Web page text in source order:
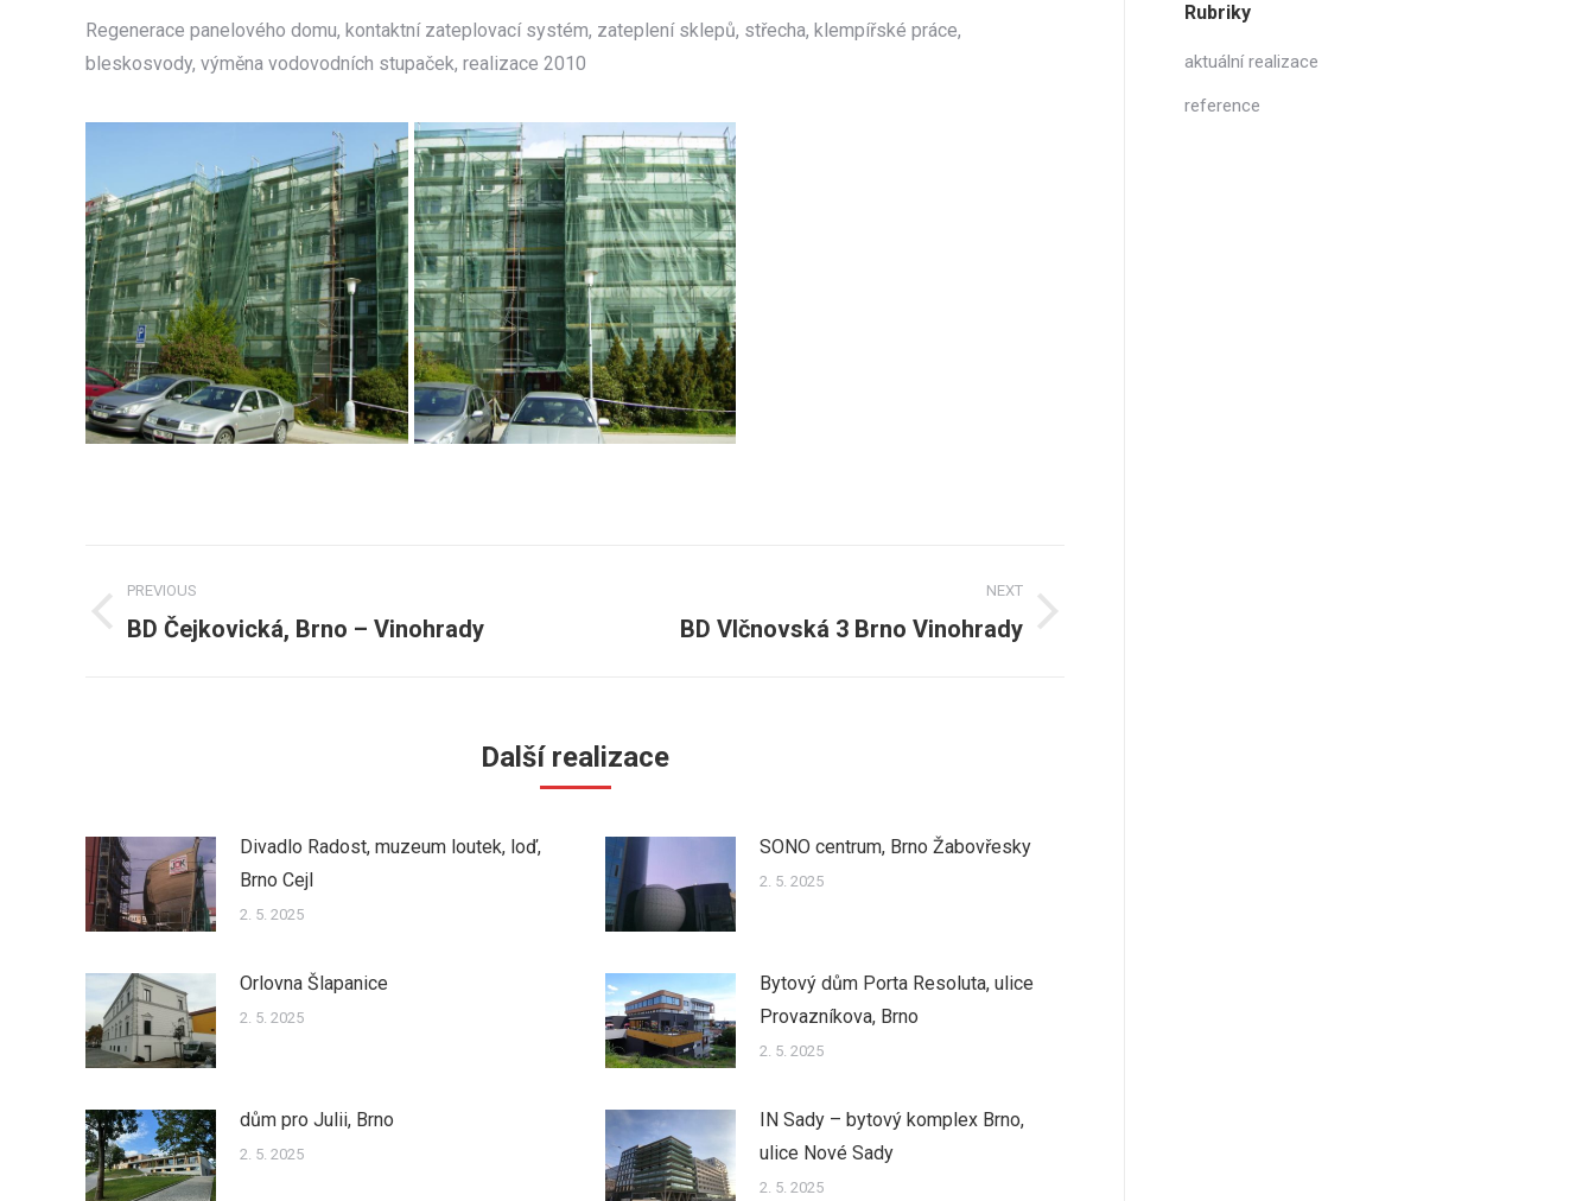
Regenerace panelového domu, kontaktní zateplovací systém, zateplení sklepů, střecha, klempířské práce,
bleskosvody, výměna vodovodních stupaček, realizace 2010
navigation
PREVIOUS
Previous
BD Čejkovická, Brno – Vinohrady
NEXT
BD Vlčnovská 3 Brno Vinohrady
Další realizace
Divadlo Radost, muzeum loutek, loď,
Brno Cejl
2. 5. 2025
SONO centrum, Brno Žabovřesky
2. 5. 2025
Orlovna Šlapanice
2. 5. 2025
Bytový dům Porta Resoluta, ulice
Provazníkova, Brno
2. 5. 2025
dům pro Julii, Brno
2. 5. 2025
IN Sady – bytový komplex Brno,
ulice Nové Sady
2. 5. 2025
Rubriky
aktuální realizace
reference